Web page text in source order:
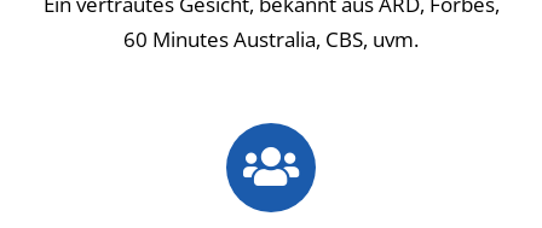
60 Minutes Australia, CBS, uvm.